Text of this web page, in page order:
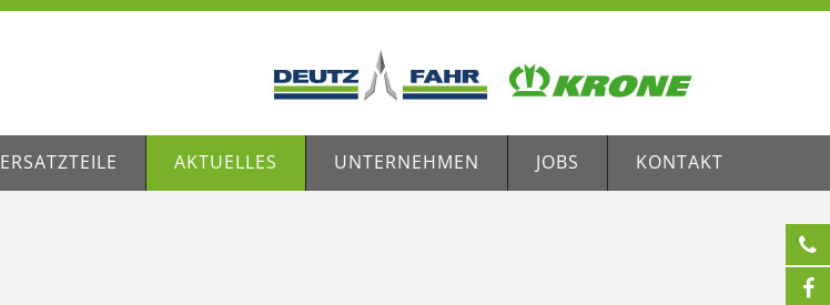
ERSATZTEILE AKTUELLES UNTERNEHMEN JOBS KONTAKT

